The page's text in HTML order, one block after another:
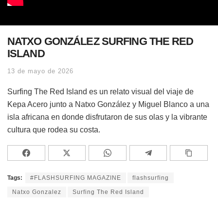
NATXO GONZÁLEZ SURFING THE RED
ISLAND
13 de mayo de 2026
Surfing The Red Island es un relato visual del viaje de
Kepa Acero junto a Natxo González y Miguel Blanco a una
isla africana en donde disfrutaron de sus olas y la vibrante
cultura que rodea su costa.
Tags: #FLASHSURFING MAGAZINE flashsurfing
Natxo Gonzalez Surfing The Red Island